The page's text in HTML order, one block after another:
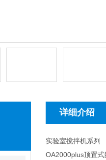
详细介绍
实验室搅拌机系列
OA2000plus顶置